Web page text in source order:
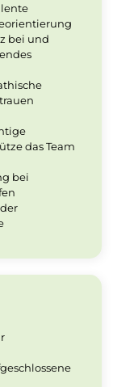
bei und
das Team
bei